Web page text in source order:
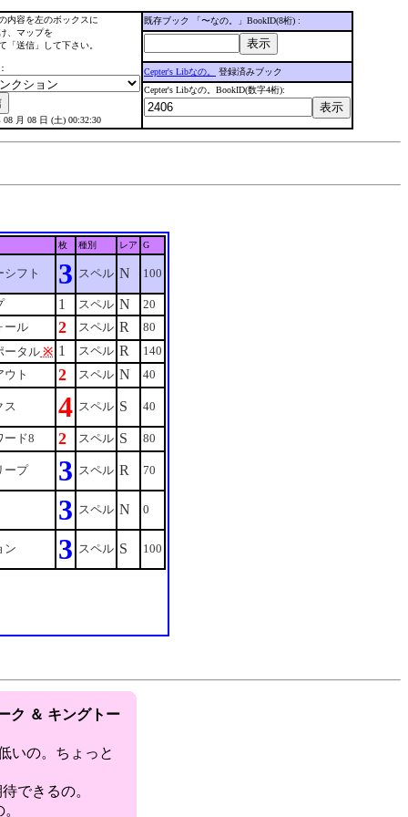
内容を左のボックスに
、マップを
「送信」して下さい。
08 月 08 日 (土) 00:32:30
既存ブック 「〜なの。」BookID(8桁) :
Cepter's Libなの。
登録済みブック
Cepter's Libなの。BookID(数字4桁):
枚 種別 レア G
シフト 3 スペル N 100
1 スペル N
20
ール 2 スペル R
80
ータル ※ 1 スペル R
140
ウト 2 スペル N 40
ス 4 スペル S 40
ード8 2 スペル S 80
ープ 3 スペル R 70
3 スペル N 0
ン 3 スペル S 100
ク ＆ キングトー
いの。ちょっと
できるの。